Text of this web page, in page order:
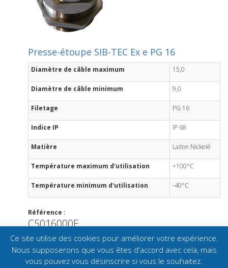
Presse-étoupe SIB-TEC Ex e PG 16
Diamètre de câble maximum 15,0
Diamètre de câble minimum 9,0
Filetage PG 16
Indice IP IP 68
Matière Laiton Nickelé
Température maximum d'utilisation +100°C
Température minimum d'utilisation -40°C
Référence :
C5016000E
Ce site utilise des cookies pour améliorer votre expérience.
Nous supposerons que vous êtes d'accord avec cela, mais
vous pouvez vous désinscrire si vous le souhaitez.